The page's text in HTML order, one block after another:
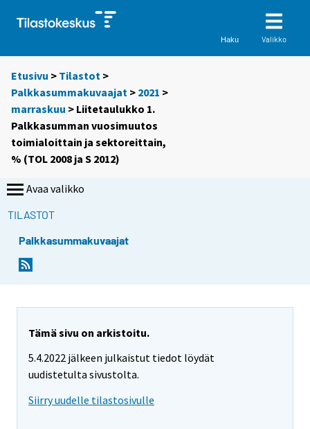
Haku Valikko
Etusivu > Tilastot >
Palkkasummakuvaajat > 2021 >
marraskuu > Liitetaulukko 1.
Palkkasumman vuosimuutos
toimialoittain ja sektoreittain,
% (TOL 2008 ja S 2012)
Avaa valikko
TILASTOT
Palkkasummakuvaajat
Tämä sivu on arkistoitu.
5.4.2022 jälkeen julkaistut tiedot löydät
uudistetulta sivustolta.
Siirry uudelle tilastosivulle